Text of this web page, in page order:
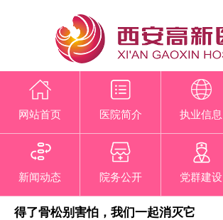
网站首页 医院简介 执业信息
新闻动态 院务公开 党群建设
得了骨松别害怕，我们一起消灭它